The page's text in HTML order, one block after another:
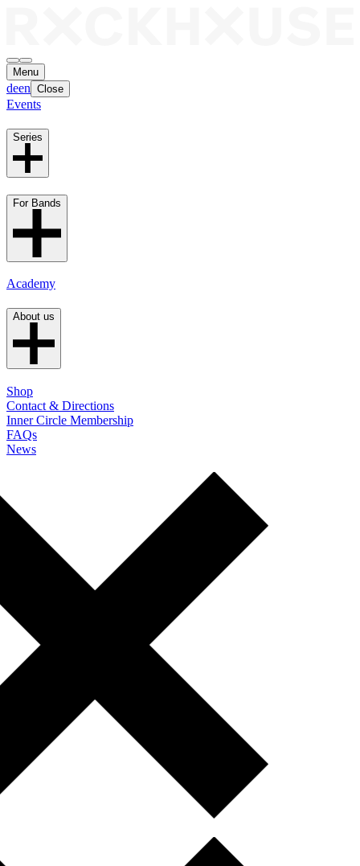
Menu
deen Close
Events
Series
For Bands
Academy
About us
Shop
Contact & Directions
Inner Circle Membership
FAQs
News